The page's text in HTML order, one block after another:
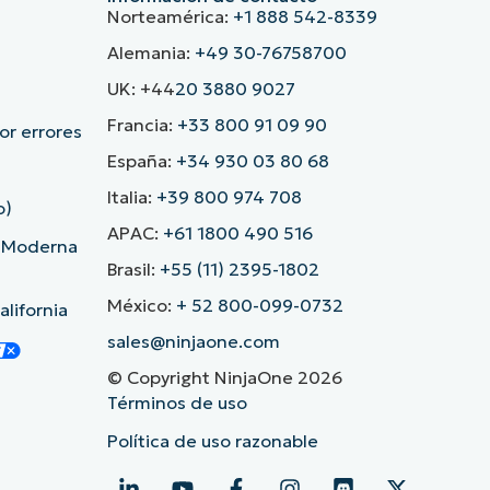
errores
Norteamérica: +1 888 542-8339
Alemania: +49 30-76758700
UK: +4420 3880 9027
Francia: +33 800 91 09 90
España: +34 930 03 80 68
Italia: +39 800 974 708
APAC: +61 1800 490 516
Brasil: +55 (11) 2395-1802
México: + 52 800-099-0732
sales@ninjaone.com
© Copyright NinjaOne 2026
Términos de uso
Política de uso razonable